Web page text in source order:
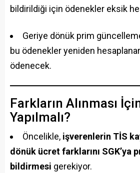
bildirildiği için ödenekler eksik
Geriye dönük prim
bu ödenekler yeniden
ödenecek.
Farkların Alınması
Yapılmalı?
Öncelikle, işverenlerin TİS
dönük ücret farklarını SGK’ya
bildirmesi gerekiyor.